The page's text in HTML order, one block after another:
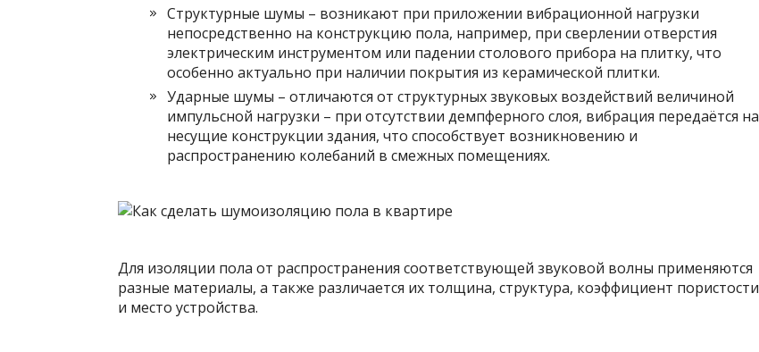
Структурные шумы – возникают при приложении вибрационной нагрузки
непосредственно на конструкцию пола, например, при сверлении отверстия
электрическим инструментом или падении столового прибора на плитку, что
особенно актуально при наличии покрытия из керамической плитки.
Ударные шумы – отличаются от структурных звуковых воздействий величиной
импульсной нагрузки – при отсутствии демпферного слоя, вибрация передаётся на
несущие конструкции здания, что способствует возникновению и
распространению колебаний в смежных помещениях.
Для изоляции пола от распространения соответствующей звуковой волны применяются
разные материалы, а также различается их толщина, структура, коэффициент пористости
и место устройства.